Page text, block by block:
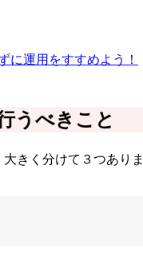
に運用をすすめよう！
うべきこと
きく分けて３つあり